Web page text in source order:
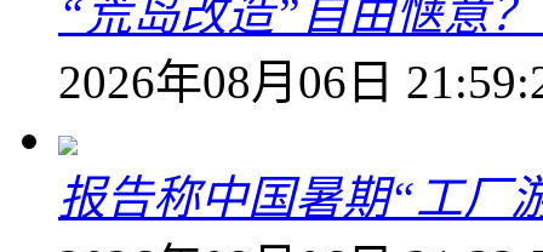
“荒岛改造”自由惬意
2026年08月06日
报告称中国暑期“工厂